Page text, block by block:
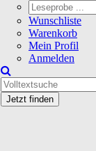
Wunschliste
Warenkorb
Mein Profil
Anmelden
Jetzt finden